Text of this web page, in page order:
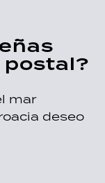
mar
deseo